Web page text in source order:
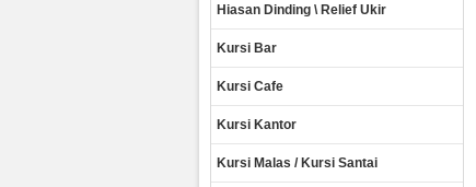
Hiasan Dinding \ Relief Ukir
Kursi Bar
Kursi Cafe
Kursi Kantor
Kursi Malas / Kursi Santai